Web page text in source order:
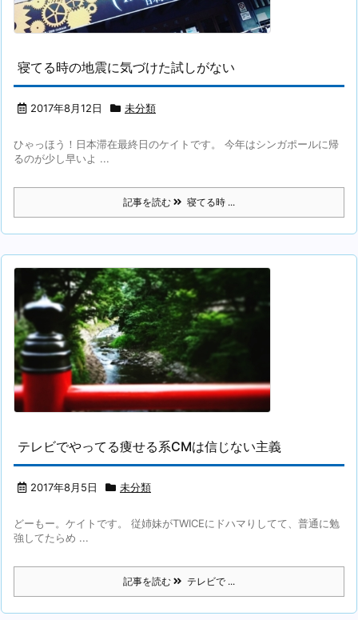
寝てる時の地震に気づけた試しがない
2017年8月12日 未分類
ひゃっほう！日本滞在最終日のケイトです。 今年はシンガポールに帰
るのが少し早いよ ...
記事を読む 寝てる時 ...
テレビでやってる痩せる系CMは信じない主義
2017年8月5日 未分類
どーもー。ケイトです。 従姉妹がTWICEにドハマりしてて、普通に勉
強してたらめ ...
記事を読む テレビで ...